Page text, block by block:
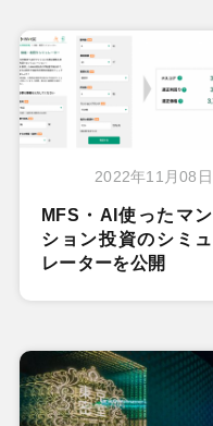
2022年11月08日
MFS・AI使ったマン
ション投資のシミュ
レーターを公開